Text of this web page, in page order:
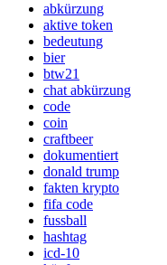
abkürzung
aktive token
bedeutung
bier
btw21
chat abkürzung
code
coin
craftbeer
dokumentiert
donald trump
fakten krypto
fifa code
fussball
hashtag
icd-10